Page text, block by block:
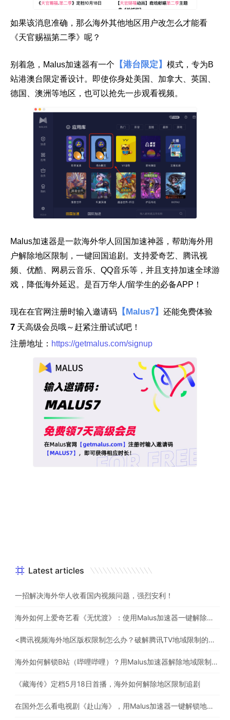
如果该消息准确，那么海外其他地区用户改怎么才能看
《天官赐福第二季》呢？
别着急，Malus加速器有一个 【港台限定】 模式，专为B
站港澳台限定番设计。即使你身处美国、加拿大、英国、
德国、澳洲等地区，也可以抢先一步观看视频。
Malus加速器是一款海外华人回国加速神器，帮助海外用
户解除地区限制，一键回国追剧。支持爱奇艺、腾讯视
频、优酷、网易云音乐、QQ音乐等，并且支持加速全球游
戏，降低海外延迟。是百万华人/留学生的必备APP！
现在在官网注册时输入邀请码 【Malus7】 还能免费体验
7 天高级会员哦～赶紧注册试试吧！
注册地址： https://getmalus.com/signup
Latest articles
一招解决海外华人收看国内视频问题，强烈安利！
海外如何上爱奇艺看《无忧渡》：使用Malus加速器一键解除地域限制
<腾讯视频海外地区版权限制怎么办？破解腾讯TV地域限制的办法>
海外如何解锁B站（哔哩哔哩）？用Malus加速器解除地域限制，一键流畅追番
《藏海传》定档5月18日首播，海外如何解除地区限制追剧
在国外怎么看电视剧《赴山海》，用Malus加速器一键解锁地区限制